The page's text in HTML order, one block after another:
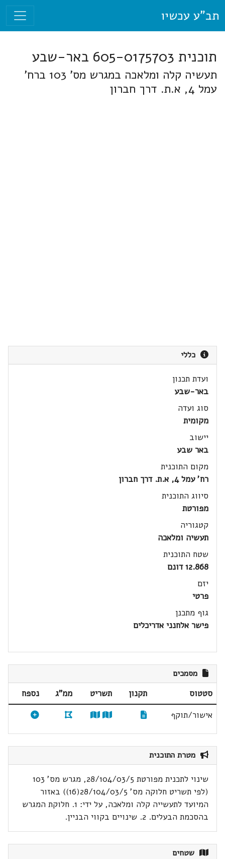
תב"ע עכשיו
תוכנית 605-0175703 באר-שבע
תעשיה קלה ומלאכה במגרש מס' 103 ברח'
עמל 4, א.ת. דרך חברון
כללי
ועדת תכנון
באר-שבע
סוג ועדה
מקומית
יישוב
באר שבע
מקום התוכנית
רח' עמל 4, א.ת. דרך חברון
סיווג התוכנית
מפורטת
קטגוריה
תעשיה ומלאכה
שטח התוכנית
12.868 דונם
יזם
פרטי
גוף מתכנן
פישר אלחנני אדריכלים
מסמכים
סטטוס תקנון תשריט ממ"ג
נספח
אישור/תוקף
מטרת התוכנית
שינוי לתכנית מפורטת 28/104/03/5, מגרש מס' 103
(לפי תשריט חלוקה מס' 28/104/03/5(16)) באזור
המיועד לתעשייה קלה ומלאכה, על ידי: 1. חלוקת המגרש
בהסכמת הבעלים. 2. שינויים בקווי הבניין.
שטחים